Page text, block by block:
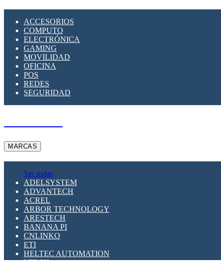
ACCESORIOS
COMPUTO
ELECTRÓNICA
GAMING
MOVILIDAD
OFICINA
POS
REDES
SEGURIDAD
MARCAS
Ver todas
ADELSYSTEM
ADVANTECH
ACREL
ARBOR TECHNOLOGY
ARESTECH
BANANA PI
CNLINKO
ETI
HELTEC AUTOMATION
LTECH